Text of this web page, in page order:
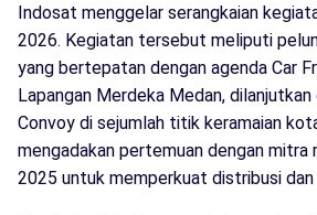
Indosat menggelar serangkaian
2026. Kegiatan tersebut meliputi
yang bertepatan dengan agenda Car
Lapangan Merdeka Medan,
Convoy di sejumlah titik keramaian
mengadakan pertemuan dengan mitra
2025 untuk memperkuat distribusi dan